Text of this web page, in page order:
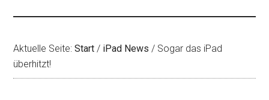
Aktuelle Seite:Start / iPad News / Sogar das iPad
überhitzt!